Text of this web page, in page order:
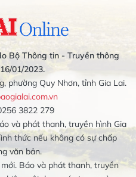
Bộ Thông tin - Truyền thông
01/2023.
phường Quy Nhơn, tỉnh Gia Lai.
3822 279
và phát thanh, truyền hình Gia
thức nếu không có sự chấp
văn bản.
Báo và phát thanh, truyền